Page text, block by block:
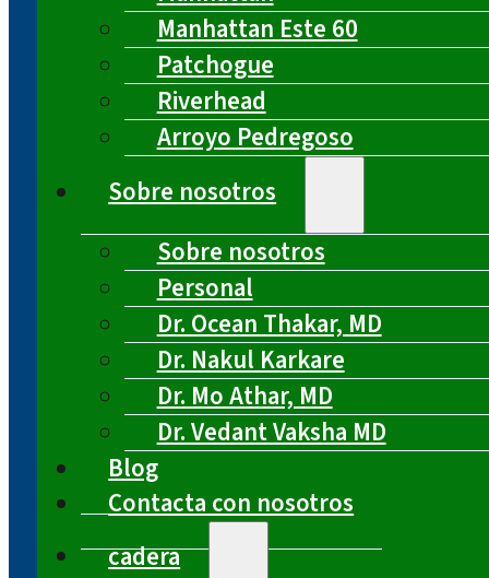
Manhattan Este 60
Patchogue
Riverhead
Arroyo Pedregoso
Sobre nosotros
Sobre nosotros
Personal
Dr. Ocean Thakar, MD
Dr. Nakul Karkare
Dr. Mo Athar, MD
Dr. Vedant Vaksha MD
Blog
Contacta con nosotros
cadera